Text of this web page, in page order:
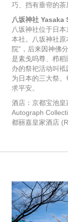
巧、挡有垂帘的茶
八坂神社 Yasaka
八坂神社位于日
本社。八坂神社原
院”，后来因神佛
是素戋呜尊、栉
办的祭祀活动叫
为日本的三大祭
求平安。
酒店：京都宝池
Autograph
都丽嘉皇家酒店